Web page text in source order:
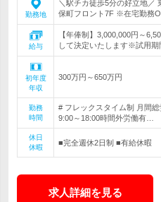
勤務地
＼駅チカ徒歩5分の好立地／
保町フロント7F ※在宅勤務
給与
【年俸制】3,000,000円～
して決定いたします※試用期
初年度
年収
300万円～650万円
勤務
時間
# フレックスタイム制 月間
9:00～18:00時間外労働有…
休日
休暇
■完全週休2日制 ■有給休暇
求人詳細を見る